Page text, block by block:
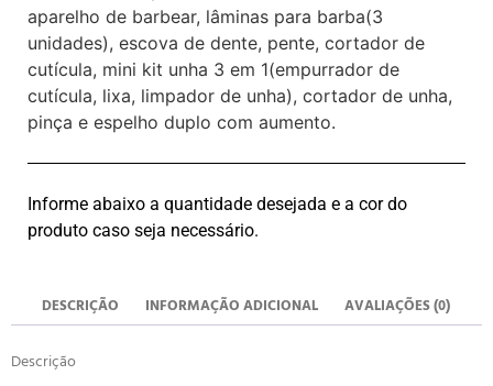
aparelho de barbear, lâminas para barba(3
unidades), escova de dente, pente, cortador de
cutícula, mini kit unha 3 em 1(empurrador de
cutícula, lixa, limpador de unha), cortador de unha,
pinça e espelho duplo com aumento.
Informe abaixo a quantidade desejada e a cor do
produto caso seja necessário.
DESCRIÇÃO INFORMAÇÃO ADICIONAL AVALIAÇÕES (0)
Descrição